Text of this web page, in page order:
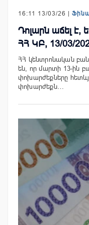
16:11 13/03/26 |
Դոլարն աճել է,
ՀՀ ԿԲ, 13/03/
ՀՀ կենտրոնական
են, որ մարտի 13-ին
փոխարժեքները
փոխարժեքն…